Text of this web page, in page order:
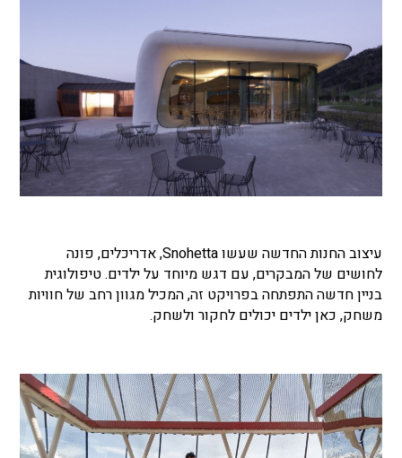
עיצוב החנות החדשה שעשו Snohetta, אדריכלים, פונה
לחושים של המבקרים, עם דגש מיוחד על ילדים. טיפולוגית
בניין חדשה התפתחה בפרויקט זה, המכיל מגוון רחב של חוויות
משחק, כאן ילדים יכולים לחקור ולשחק.